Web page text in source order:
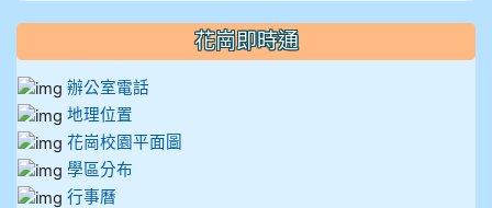
花崗即時通
辦公室電話
地理位置
花崗校園平面圖
學區分布
行事曆